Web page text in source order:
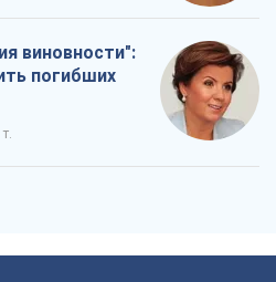
виновности":
погибших